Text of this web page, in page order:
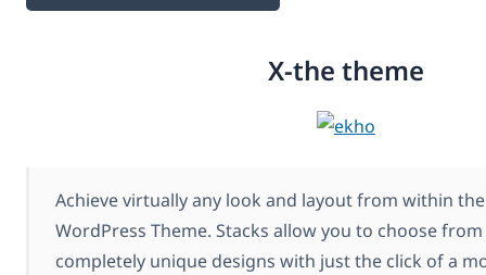
X-the theme
Achieve virtually any look and layout from within
WordPress Theme. Stacks allow you to choose
completely unique designs with just the click of a